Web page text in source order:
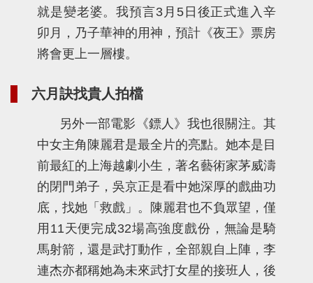
就是變老婆。我預言3月5日後正式進入辛
卯月，乃子華神的用神，預計《夜王》票房
將會更上一層樓。
六月訣找貴人拍檔
另外一部電影《鏢人》我也很關注。其
中女主角陳麗君是最全片的亮點。她本是目
前最紅的上海越劇小生，著名藝術家茅威濤
的閉門弟子，吳京正是看中她深厚的戲曲功
底，找她「救戲」。陳麗君也不負眾望，僅
用11天便完成32場高強度戲份，無論是騎
馬射箭，還是武打動作，全部親自上陣，李
連杰亦都稱她為未來武打女星的接班人，後